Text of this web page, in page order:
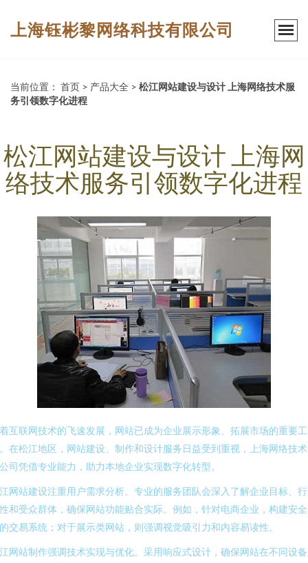
上海钰彬黎网络科技有限公司
当前位置： 首页 > 产品大全 > 松江网站建设与设计 上海网络技术服
务引领数字化进程
松江网站建设与设计 上海网
络技术服务引领数字化进程
互联网技术的飞速发展，网站已成为企业展示形象、拓展市场的重要工
在松江地区，网站建设、制作和设计服务日益受到重视，上海网络技
司凭借专业能力，助力本地企业实现数字化转型。
网站建设注重用户需求分析。专业的服务团队会深入了解企业目标、
和受众群体，确保网站功能贴合实际。例如，针对电商企业，构建安
交易系统；对于展示类网站，则强调视觉吸引力和内容易读性。
网站制作强调技术实现与优化。采用响应式设计，确保网站在不同设